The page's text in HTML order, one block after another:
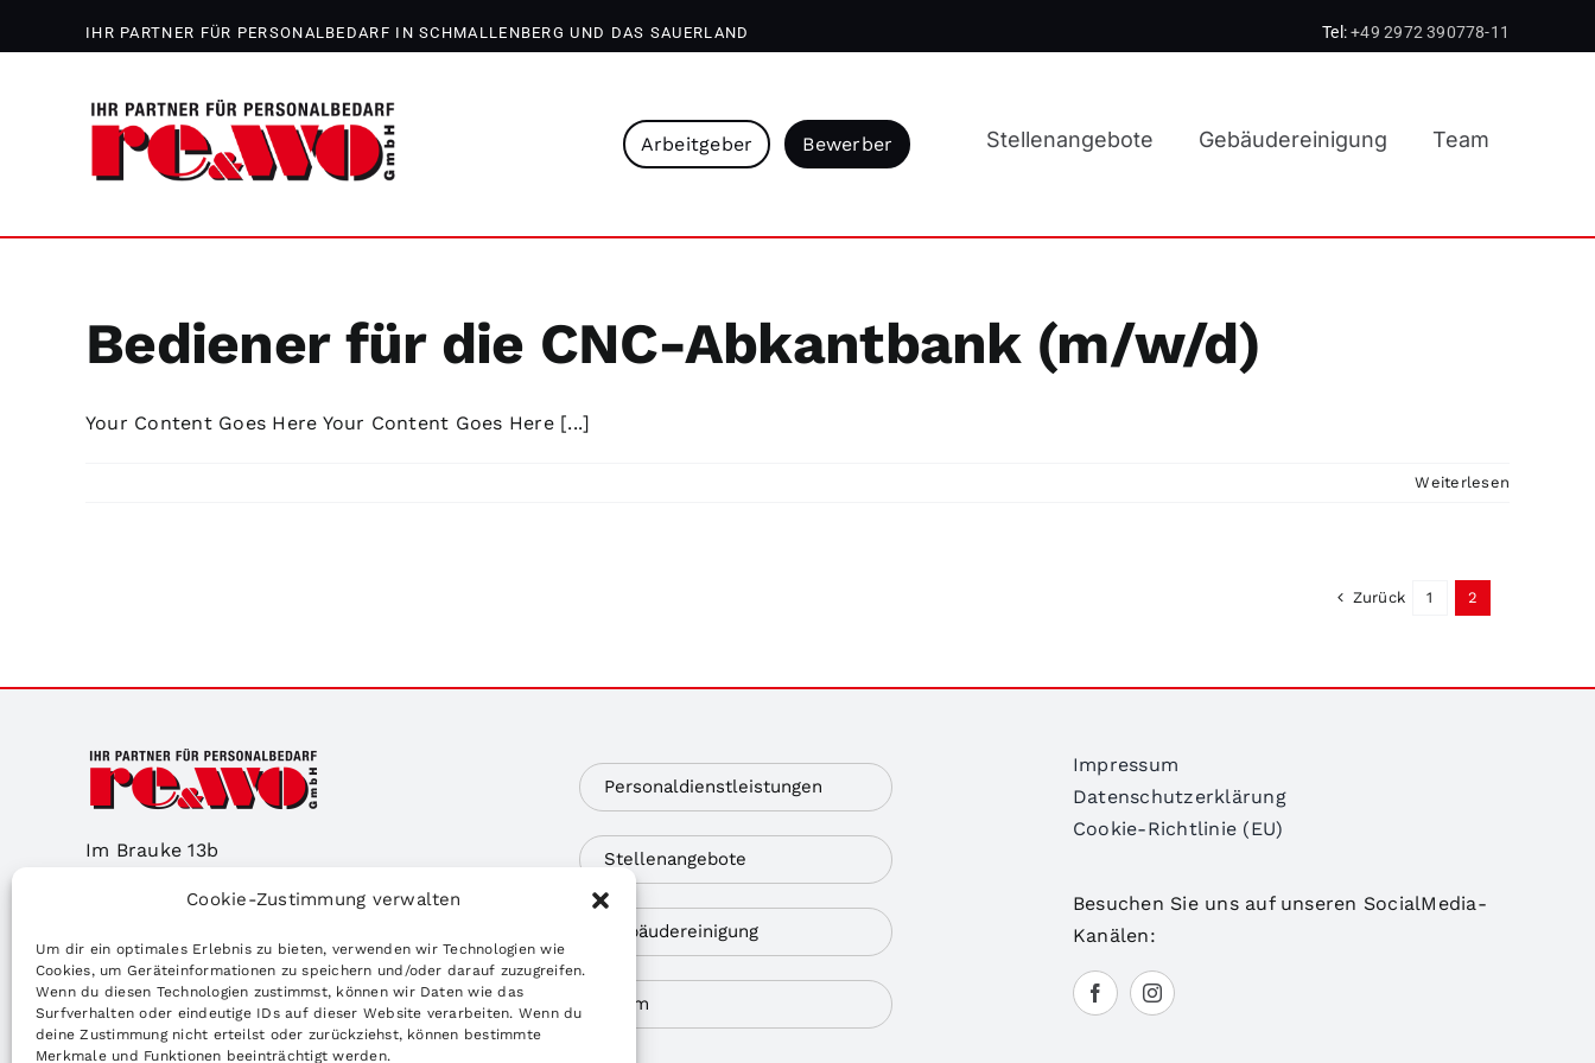
Cookie-Zustimmung verwalten
Um dir ein optimales Erlebnis zu bieten, verwenden wir Technologien wie
Cookies, um Geräteinformationen zu speichern und/oder darauf zuzugreifen.
Wenn du diesen Technologien zustimmst, können wir Daten wie das
Surfverhalten oder eindeutige IDs auf dieser Website verarbeiten. Wenn du
deine Zustimmung nicht erteilst oder zurückziehst, können bestimmte
Merkmale und Funktionen beeinträchtigt werden.
Inhalt
IHR PARTNER FÜR PERSONALBEDARF IN SCHMALLENBERG UND DAS SAUERLAND Tel:+49 2972 390778-11
Arbeitgeber Bewerber Stellenangebote Gebäudereinigung Team
Bediener für die CNC-Abkantbank (m/w/d)
Your Content Goes Here Your Content Goes Here [...]
Weiterlesen
Zurück 1 2
Im Brauke 13b
Tel: +49 2972 390778-11
E-Mail: kontakt@re-wo.de
So finden Sie uns!
Personaldienstleistungen
Stellenangebote
Gebäudereinigung
Team
Impressum
Datenschutzerklärung
Cookie-Richtlinie (EU)
Besuchen Sie uns auf unseren SocialMedia-
Kanälen: